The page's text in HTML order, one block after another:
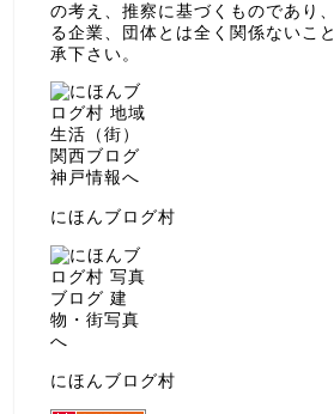
の考え、推察に基づくものであり
る企業、団体とは全く関係ないこ
承下さい。
にほんブログ村
にほんブログ村